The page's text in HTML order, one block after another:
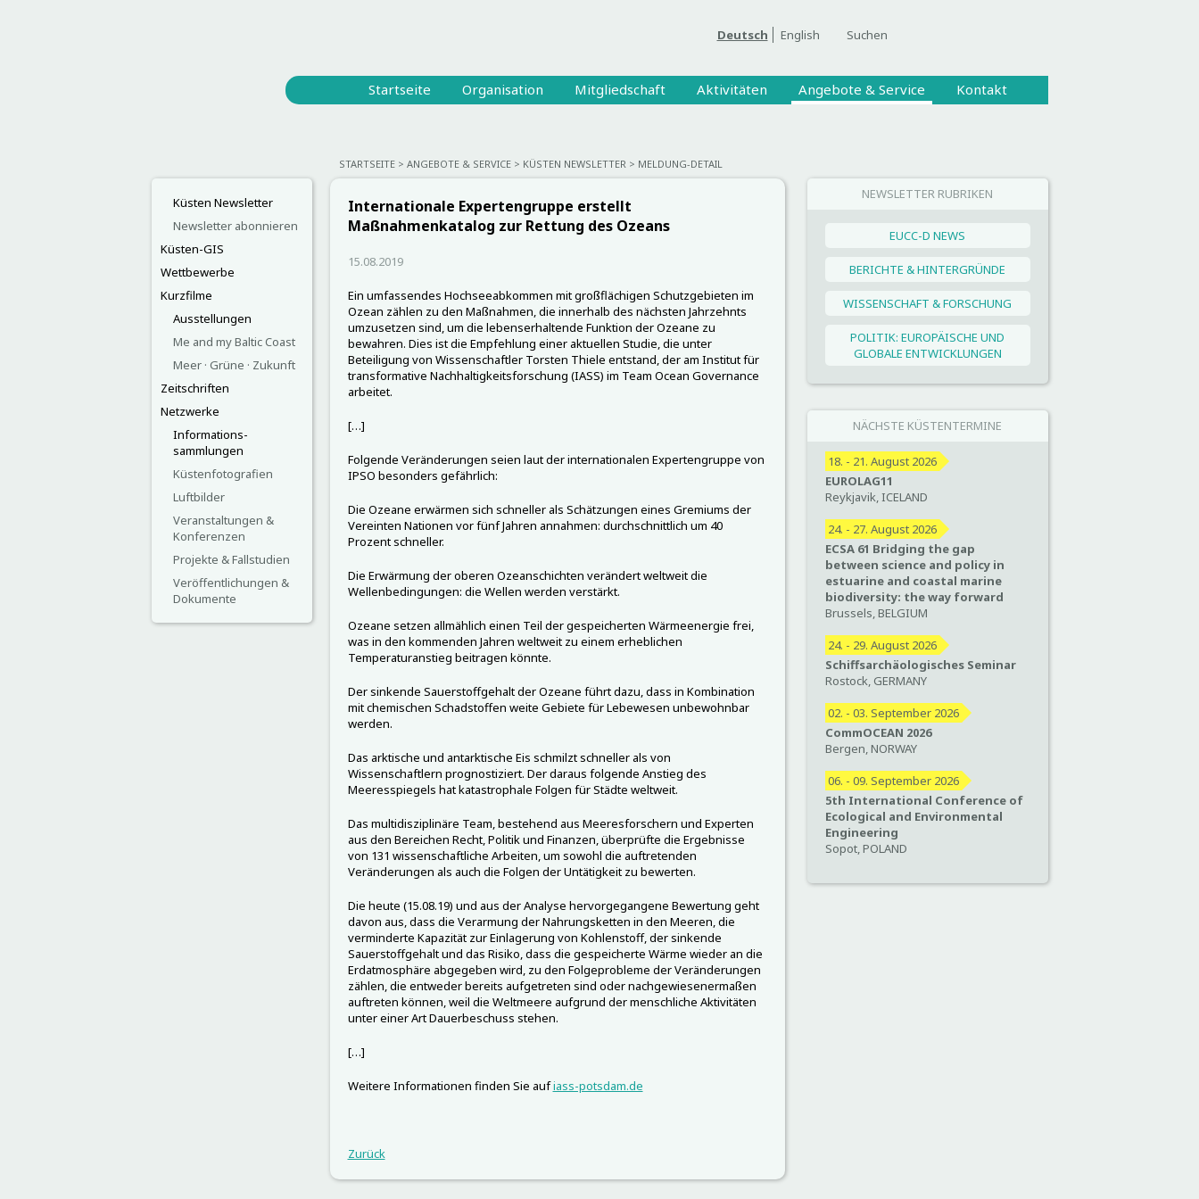
Suchen
Deutsch English
Startseite Organisation Mitgliedschaft Aktivitäten Angebote & Service Kontakt
STARTSEITE ANGEBOTE & SERVICE KÜSTEN NEWSLETTER MELDUNG-DETAIL
Küsten Newsletter
Newsletter abonnieren
Küsten-GIS
Wettbewerbe
Kurzfilme
Ausstellungen
Me and my Baltic Coast
Meer · Grüne · Zukunft
Zeitschriften
Netzwerke
Informations-
sammlungen
Küstenfotografien
Luftbilder
Veranstaltungen &
Konferenzen
Projekte & Fallstudien
Veröffentlichungen &
Dokumente
NEWSLETTER RUBRIKEN
EUCC-D NEWS
BERICHTE & HINTERGRÜNDE
WISSENSCHAFT & FORSCHUNG
POLITIK: EUROPÄISCHE UND
GLOBALE ENTWICKLUNGEN
NÄCHSTE KÜSTENTERMINE
18. - 21. August 2026
EUROLAG11
Reykjavik, ICELAND
24. - 27. August 2026
ECSA 61 Bridging the gap
between science and policy in
estuarine and coastal marine
biodiversity: the way forward
Brussels, BELGIUM
24. - 29. August 2026
Schiffsarchäologisches Seminar
Rostock, GERMANY
02. - 03. September 2026
CommOCEAN 2026
Bergen, NORWAY
06. - 09. September 2026
5th International Conference of
Ecological and Environmental
Engineering
Sopot, POLAND
Internationale Expertengruppe erstellt
Maßnahmenkatalog zur Rettung des Ozeans
15.08.2019
Ein umfassendes Hochseeabkommen mit großflächigen Schutzgebieten im
Ozean zählen zu den Maßnahmen, die innerhalb des nächsten Jahrzehnts
umzusetzen sind, um die lebenserhaltende Funktion der Ozeane zu
bewahren. Dies ist die Empfehlung einer aktuellen Studie, die unter
Beteiligung von Wissenschaftler Torsten Thiele entstand, der am Institut für
transformative Nachhaltigkeitsforschung (IASS) im Team Ocean Governance
arbeitet.
[…]
Folgende Veränderungen seien laut der internationalen Expertengruppe von
IPSO besonders gefährlich:
Die Ozeane erwärmen sich schneller als Schätzungen eines Gremiums der
Vereinten Nationen vor fünf Jahren annahmen: durchschnittlich um 40
Prozent schneller.
Die Erwärmung der oberen Ozeanschichten verändert weltweit die
Wellenbedingungen: die Wellen werden verstärkt.
Ozeane setzen allmählich einen Teil der gespeicherten Wärmeenergie frei,
was in den kommenden Jahren weltweit zu einem erheblichen
Temperaturanstieg beitragen könnte.
Der sinkende Sauerstoffgehalt der Ozeane führt dazu, dass in Kombination
mit chemischen Schadstoffen weite Gebiete für Lebewesen unbewohnbar
werden.
Das arktische und antarktische Eis schmilzt schneller als von
Wissenschaftlern prognostiziert. Der daraus folgende Anstieg des
Meeresspiegels hat katastrophale Folgen für Städte weltweit.
Das multidisziplinäre Team, bestehend aus Meeresforschern und Experten
aus den Bereichen Recht, Politik und Finanzen, überprüfte die Ergebnisse
von 131 wissenschaftliche Arbeiten, um sowohl die auftretenden
Veränderungen als auch die Folgen der Untätigkeit zu bewerten.
Die heute (15.08.19) und aus der Analyse hervorgegangene Bewertung geht
davon aus, dass die Verarmung der Nahrungsketten in den Meeren, die
verminderte Kapazität zur Einlagerung von Kohlenstoff, der sinkende
Sauerstoffgehalt und das Risiko, dass die gespeicherte Wärme wieder an die
Erdatmosphäre abgegeben wird, zu den Folgeprobleme der Veränderungen
zählen, die entweder bereits aufgetreten sind oder nachgewiesenermaßen
auftreten können, weil die Weltmeere aufgrund der menschliche Aktivitäten
unter einer Art Dauerbeschuss stehen.
[…]
Weitere Informationen finden Sie aufiass-potsdam.de
Zurück